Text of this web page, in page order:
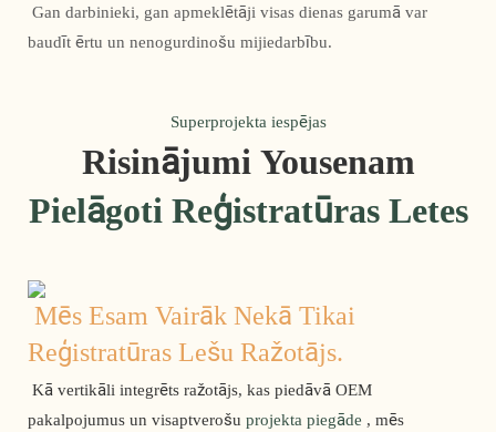
baudīt ērtu un nenogurdinošu mijiedarbību.
Superprojekta iespējas
Risinājumi Yousenam
Pielāgoti Reģistratūras Letes
Mēs Esam Vairāk Nekā Tikai
Reģistratūras Lešu Ražotājs.
pakalpojumus un visaptverošu projekta piegāde , mēs